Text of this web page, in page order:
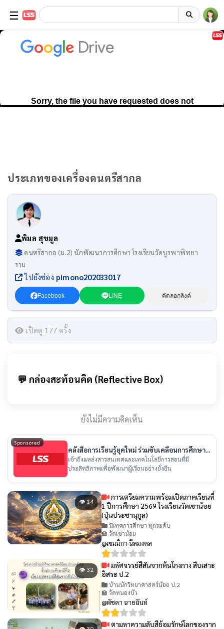
☰
ประเภทของเครื่องดนตรีสากล
พิมล สุขมูล
ดนตรีสากล (ม.2) นักพัฒนาการศึกษา โรงเรียนวัดบูรพาพิทยา
ราม
ไปยังช่อง pimono202033017
Facebook LINE คัดลอกลิงค์
เปิดดู 177 ครั้ง
💬 กล่องสะท้อนคิด (Reflective Box)
ยังไม่มีความคิดเห็น
Sponsored
คลังสื่อการเรียนรู้ยุคใหม่ ร่วมขับเคลื่อนการศึกษา
ไทย
เข้าถึงแหล่งสารสนเทศและเทคโนโลยีการสอนที่มี
ประสิทธิภาพเพื่อพัฒนาผู้เรียนอย่างยั่งยืน
👁 14
การเตรียมความพร้อมเปิดภาคเรียนที่
1 ปีการศึกษา 2569 โรงเรียนวัดเขาน้อย
(ปุ่นประชานุกูล)
นิเทศการศึกษา ทุกระดับ
🏫 วัดเขาน้อย
@เขมมิกา นีลมงคล
👁 32
มหัศจรรย์สีสันจากต้นโกงกาง สืบเสาะ
อิสระ ป.2
บ้านนักวิทยาศาสตร์น้อย ป.2
🏫 วัดหนองบัว
@พัชดา ฉายฉันท์
ตามหาความลับสีย้อมรักษ์โลกของราก